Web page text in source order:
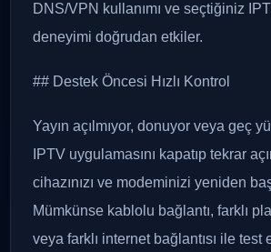
DNS/VPN kullanımı ve seçtiğiniz
deneyimi doğrudan etkiler.
## Destek Öncesi Hızlı Kontrol
Yayın açılmıyor, donuyor veya geç
IPTV uygulamasını kapatıp tekrar
cihazınızı ve modeminizi yeniden
Mümkünse kablolu bağlantı, farklı
veya farklı internet bağlantısı ile test